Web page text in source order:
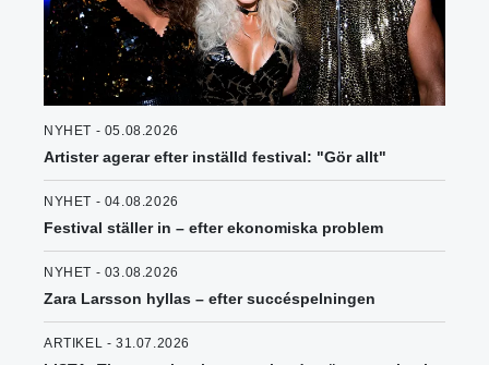
NYHET - 05.08.2026
Artister agerar efter inställd festival: "Gör allt"
NYHET - 04.08.2026
Festival ställer in – efter ekonomiska problem
NYHET - 03.08.2026
Zara Larsson hyllas – efter succéspelningen
ARTIKEL - 31.07.2026